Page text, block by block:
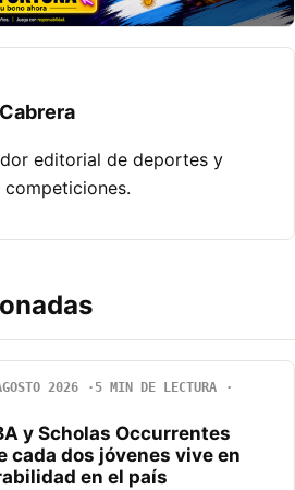
editorial de deportes y
2026
5 MIN DE LECTURA
y Scholas Occurrentes
cada dos jóvenes vive en
en el país